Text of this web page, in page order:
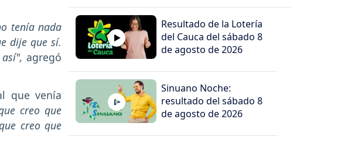
tenía nada
dije que sí.
agregó
que venía
creo que
creo que
Resultado de la Lotería
del Cauca del sábado 8
de agosto de 2026
Sinuano Noche:
resultado del sábado 8
de agosto de 2026